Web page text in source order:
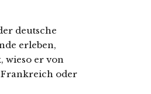
deutsche
erleben,
wieso er von
Frankreich oder